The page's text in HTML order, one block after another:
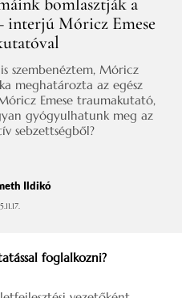
interjú Móricz Emese
szembenéztem, Móricz
meghatározta az egész
Emese traumakutató,
gyógyulhatunk meg az
sebzettségből?
Ildikó
foglalkozni?